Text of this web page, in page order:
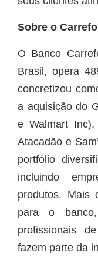
Sobre o
O Banco
Brasil, opera
concretizou
a aquisição do
e Walmart
Atacadão e
portfólio
incluindo
produtos. Mais
para o
profissionais
fazem parte da